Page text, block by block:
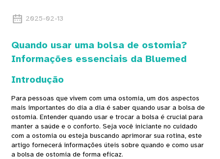
2025-02-13
Quando usar uma bolsa de ostomia?
Informações essenciais da Bluemed
Introdução
Para pessoas que vivem com uma ostomia, um dos aspectos
mais importantes do dia a dia é saber quando usar a bolsa de
ostomia. Entender quando usar e trocar a bolsa é crucial para
manter a saúde e o conforto. Seja você iniciante no cuidado
com a ostomia ou esteja buscando aprimorar sua rotina, este
artigo fornecerá informações úteis sobre quando e como usar
a bolsa de ostomia de forma eficaz.